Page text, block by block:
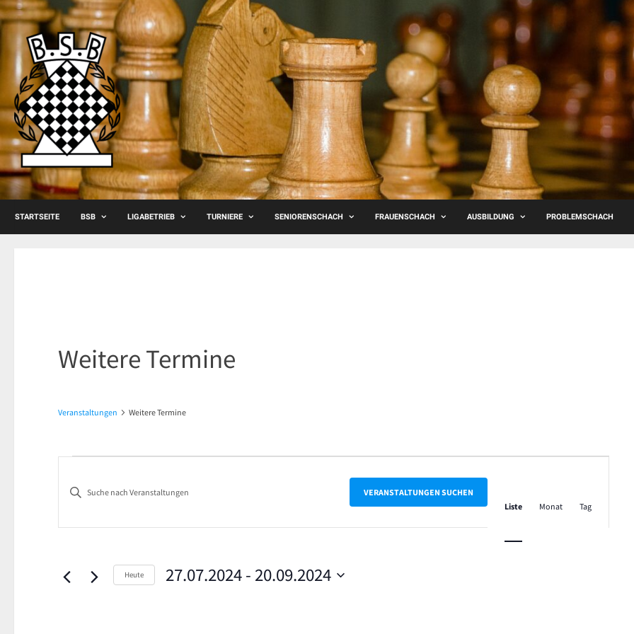
Skip
to
content
STARTSEITE BSB LIGABETRIEB TURNIERE SENIORENSCHACH FRAUENSCHACH AUSBILDUNG PROBLEMSCHACH
Weitere Termine
Veranstaltungen Weitere Termine
Suche
und
Ansichten,
Navigation
Bitte
eingeben.
nach
Veranstaltungen
VERANSTALTUNGEN SUCHEN
Navigation
Liste Monat Tag
Heute 27.07.2024 - 20.09.2024